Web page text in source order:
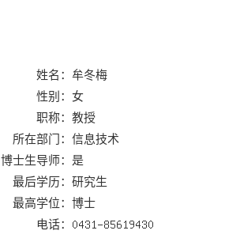
姓名： 牟冬梅
性别： 女
职称： 教授
所在部门： 信息技术
博士生导师： 是
最后学历： 研究生
最高学位： 博士
电话：